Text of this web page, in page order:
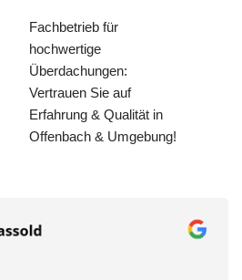
Fachbetrieb für
hochwertige
Überdachungen:
Vertrauen Sie auf
Erfahrung & Qualität in
Offenbach & Umgebung!